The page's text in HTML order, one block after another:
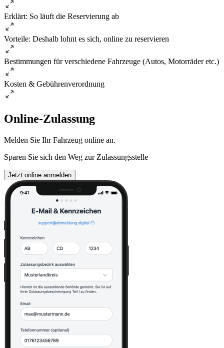
Erklärt: So läuft die Reservierung ab
Vorteile: Deshalb lohnt es sich, online zu reservieren
Bestimmungen für verschiedene Fahrzeuge (Autos, Motorräder etc.)
Kosten & Gebührenverordnung
Online-Zulassung
Melden Sie Ihr Fahrzeug online an.
Sparen Sie sich den Weg zur Zulassungsstelle
Jetzt online anmelden